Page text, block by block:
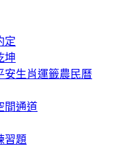
定
坤
安生肖運籤農民曆
間通道
習題